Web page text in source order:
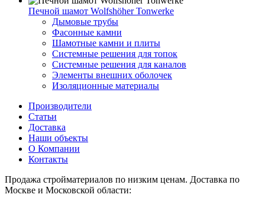
Печной шамот Wolfshöher Tonwerke
Дымовые трубы
Фасонные камни
Шамотные камни и плиты
Системные решения для топок
Системные решения для каналов
Элементы внешних оболочек
Изоляционные материалы
Производители
Статьи
Доставка
Наши объекты
О Компании
Контакты
Продажа стройматериалов по низким ценам. Доставка по
Москве и Московской области: